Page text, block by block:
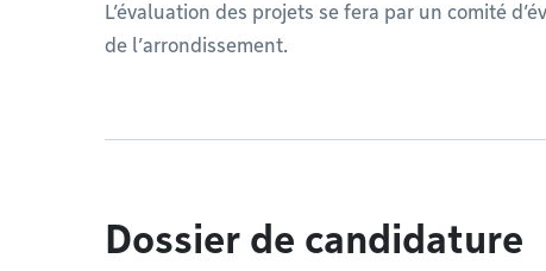
L’évaluation des projets se fera par un comité
de l’arrondissement.
Dossier de candidature